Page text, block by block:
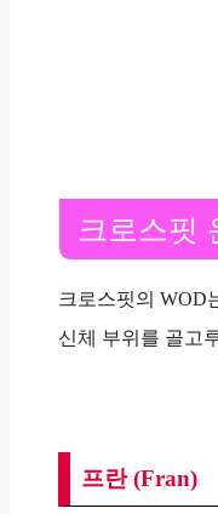
크로스핏
크로스핏의 WOD
신체 부위를 골고
프란 (Fran)